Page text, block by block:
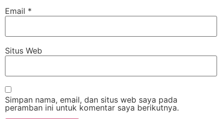
Email *
Situs Web
Simpan nama, email, dan situs web saya pada
peramban ini untuk komentar saya berikutnya.